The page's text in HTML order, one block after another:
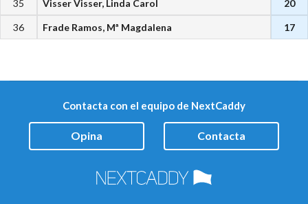
35 Visser Visser, Linda Carol 20
36 Frade Ramos, Mª Magdalena 17
Contacta con el equipo de NextCaddy
Opina Contacta